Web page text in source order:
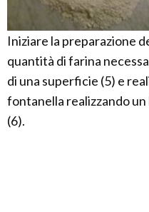
Iniziare la preparazione
quantità di farina
di una superficie (5) e
fontanella realizzando
(6).